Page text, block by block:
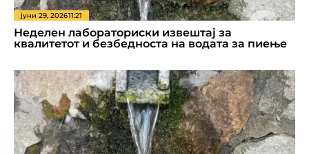
јуни 29, 202611:21
Неделен лабораториски извештај за
квалитетот и безбедноста на водата за пиење